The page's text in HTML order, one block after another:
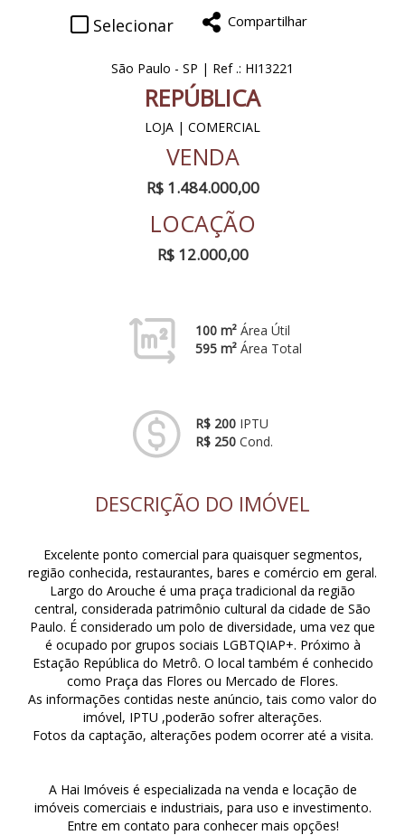
Selecionar Compartilhar
São Paulo - SP | Ref .: HI13221
REPÚBLICA
LOJA | COMERCIAL
VENDA
R$ 1.484.000,00
LOCAÇÃO
R$ 12.000,00
100 m² Área Útil
595 m² Área Total
R$ 200 IPTU
R$ 250 Cond.
DESCRIÇÃO DO IMÓVEL
Excelente ponto comercial para quaisquer segmentos,
região conhecida, restaurantes, bares e comércio em geral.
Largo do Arouche é uma praça tradicional da região
central, considerada patrimônio cultural da cidade de São
Paulo. É considerado um polo de diversidade, uma vez que
é ocupado por grupos sociais LGBTQIAP+. Próximo à
Estação República do Metrô. O local também é conhecido
como Praça das Flores ou Mercado de Flores.
As informações contidas neste anúncio, tais como valor do
imóvel, IPTU ,poderão sofrer alterações.
Fotos da captação, alterações podem ocorrer até a visita.
A Hai Imóveis é especializada na venda e locação de
imóveis comerciais e industriais, para uso e investimento.
Entre em contato para conhecer mais opções!